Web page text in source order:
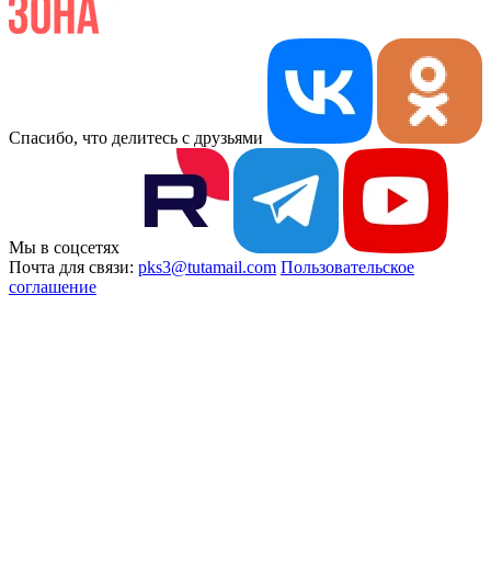
Спасибо, что делитесь с друзьями
Мы в соцсетях
Почта для связи: pks3@tutamail.com Пользовательское
соглашение